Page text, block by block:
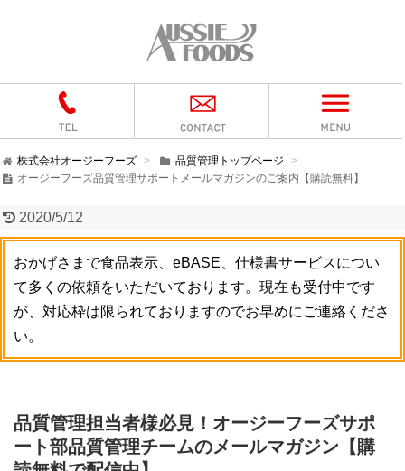
株式会社オージーフーズ
品質管理トップページ
オージーフーズ品質管理サポートメールマガジンのご案内【購読無料】
2020/5/12
おかげさまで食品表示、eBASE、仕様書サービスについ
て多くの依頼をいただいております。現在も受付中です
が、対応枠は限られておりますのでお早めにご連絡くださ
い。
品質管理担当者様必見！オージーフーズサポ
ート部品質管理チームのメールマガジン【購